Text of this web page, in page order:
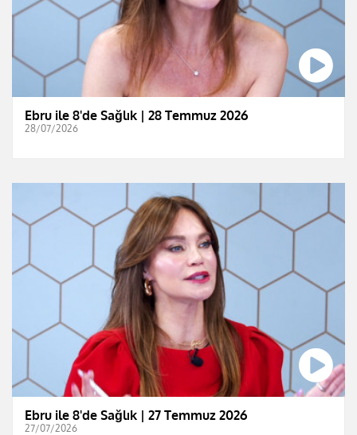
Ebru ile 8'de Sağlık | 28 Temmuz 2026
28/07/2026
Ebru ile 8'de Sağlık | 27 Temmuz 2026
27/07/2026